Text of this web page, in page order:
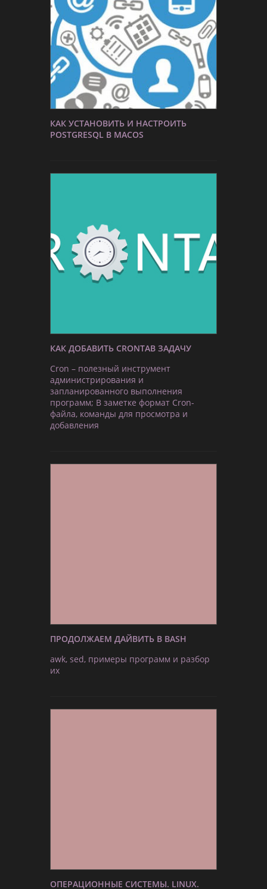
КАК УСТАНОВИТЬ И НАСТРОИТЬ
POSTGRESQL В MACOS
КАК ДОБАВИТЬ CRONTAB ЗАДАЧУ
Cron – полезный инструмент
администрирования и
запланированного выполнения
программ; В заметке формат Cron-
файла, команды для просмотра и
добавления
ПРОДОЛЖАЕМ ДАЙВИТЬ В BASH
awk, sed, примеры программ и разбор
их
ОПЕРАЦИОННЫЕ СИСТЕМЫ. LINUX.